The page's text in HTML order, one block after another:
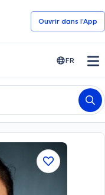
Ouvrir dans l’App
FR